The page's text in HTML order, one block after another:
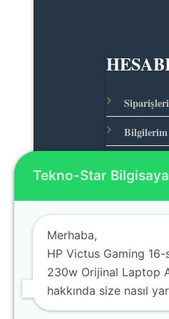
Bilgilerim
Tekno-Star
Merhaba,
HP Victus Gaming
230w Orijinal Laptop
hakkında size nasıl